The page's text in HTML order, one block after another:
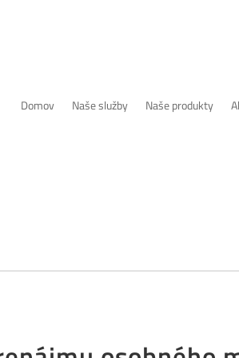
Domov Naše služby Naše produkty